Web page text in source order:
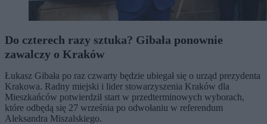
Do czterech razy sztuka? Gibała ponownie
zawalczy o Kraków
Łukasz Gibała po raz czwarty będzie ubiegał się o urząd prezydenta
Krakowa. Radny miejski i lider stowarzyszenia Kraków dla
Mieszkańców potwierdził start w przedterminowych wyborach,
które odbędą się 27 września po odwołaniu w referendum
Aleksandra Miszalskiego.